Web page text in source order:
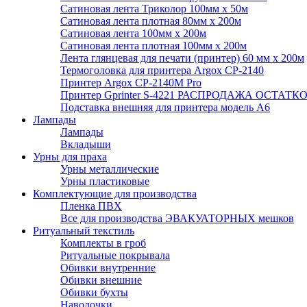
Сатиновая лента Триколор 100мм х 50м
Сатиновая лента плотная 80мм х 200м
Сатиновая лента 100мм х 200м
Сатиновая лента плотная 100мм х 200м
Лента глянцевая для печати (принтер) 60 мм х 200м
Термоголовка для принтера Argox CP-2140
Принтер Argox CP-2140M Pro
Принтер Gprinter S-4221 РАСПРОДАЖА
Подставка внешняя для принтера модель А6
Лампады
Лампады
Вкладыши
Урны для праха
Урны металлические
Урны пластиковые
Комплектующие для производства
Пленка ПВХ
Все для производства ЭВАКУАТОРНЫХ мешков
Ритуальный текстиль
Комплекты в гроб
Ритуальные покрывала
Обивки внутренние
Обивки внешние
Обивки бухты
Наволочки